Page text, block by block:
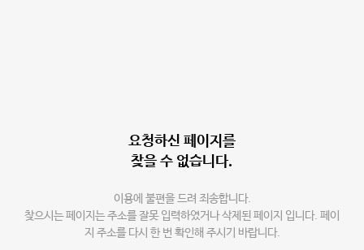
요청하신 페이지를
찾을 수 없습니다.
이용에 불편을 드려 죄송합니다.
찾으시는 페이지는 주소를 잘못 입력하였거나 삭제된 페이지 입니다. 페이
지 주소를 다시 한 번 확인해 주시기 바랍니다.